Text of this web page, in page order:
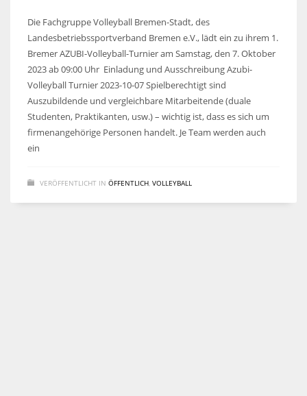
Die Fachgruppe Volleyball Bremen-Stadt, des
Landesbetriebssportverband Bremen e.V., lädt ein zu ihrem 1.
Bremer AZUBI-Volleyball-Turnier am Samstag, den 7. Oktober
2023 ab 09:00 Uhr Einladung und Ausschreibung Azubi-
Volleyball Turnier 2023-10-07 Spielberechtigt sind
Auszubildende und vergleichbare Mitarbeitende (duale
Studenten, Praktikanten, usw.) – wichtig ist, dass es sich um
firmenangehörige Personen handelt. Je Team werden auch
ein
VERÖFFENTLICHT IN ÖFFENTLICH VOLLEYBALL